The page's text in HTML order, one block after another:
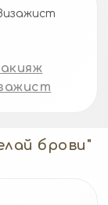
брови"